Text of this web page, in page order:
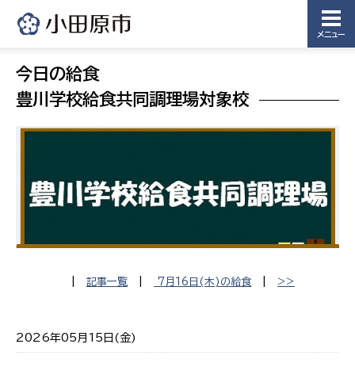
メニュー
今日の給食
豊川学校給食共同調理場対象校
記事一覧 7月16日(木)の給食 >>
2026年05月15日(金)